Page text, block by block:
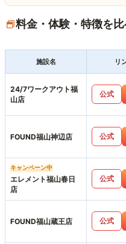
料金・体験・特徴を
施設名 リ
24/7ワークアウト福
山店
公式
FOUND福山神辺店 公式
キャンペーン中
エレメント福山春日
店
公式
FOUND福山蔵王店 公式